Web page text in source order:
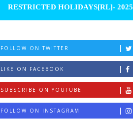
RESTRICTED HOLIDAYS[RL]- 2025
FOLLOW ON TWITTER
LIKE ON FACEBOOK
SUBSCRIBE ON YOUTUBE
FOLLOW ON INSTAGRAM